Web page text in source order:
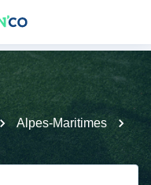
Alpes-Maritimes